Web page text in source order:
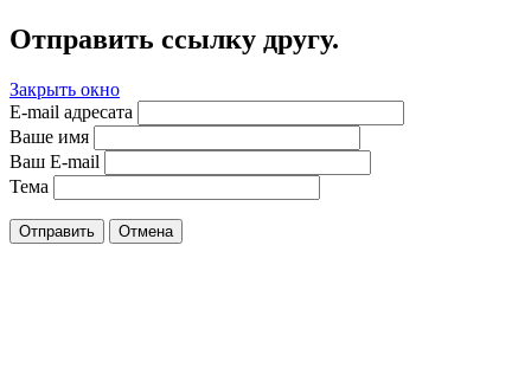
Отправить ссылку другу.
Закрыть окно
E-mail адресата
Ваше имя
Ваш E-mail
Тема
Отправить Отмена